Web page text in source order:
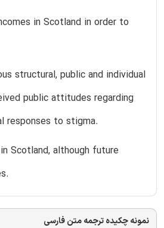
in Scotland in order to
structural, public and individual
public attitudes regarding
responses to stigma.
Scotland, although future
نمونه چکیده ترجمه متن فارسی